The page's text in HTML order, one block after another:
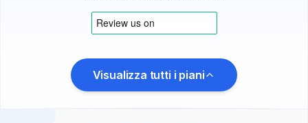
Visualizza tutti i piani